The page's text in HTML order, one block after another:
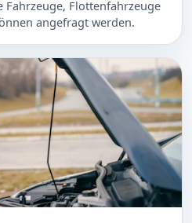
Flottenfahrzeuge
angefragt werden.